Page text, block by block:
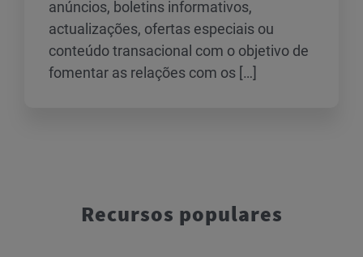
anúncios, boletins informativos,
actualizações, ofertas especiais ou
conteúdo transacional com o objetivo de
fomentar as relações com os […]
Recursos populares